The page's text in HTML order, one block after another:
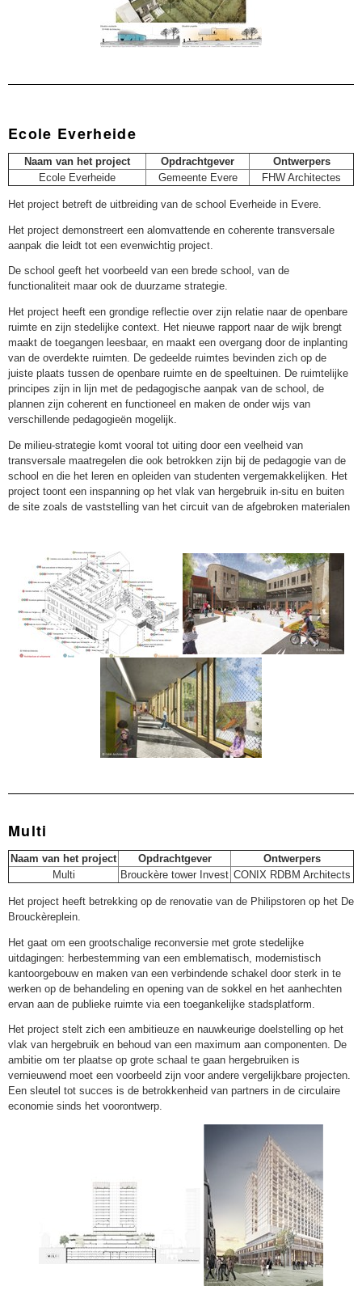
Ecole Everheide
Naam van het project Opdrachtgever
Ontwerpers
Ecole Everheide
Gemeente Evere FHW Architectes
Het project betreft de uitbreiding van de school Everheide in Evere.
Het project demonstreert een alomvattende en coherente transversale
aanpak die leidt tot een evenwichtig project.
De school geeft het voorbeeld van een brede school, van de
functionaliteit maar ook de duurzame strategie.
Het project heeft een grondige reflectie over zijn relatie naar de openbare
ruimte en zijn stedelijke context. Het nieuwe rapport naar de wijk brengt
maakt de toegangen leesbaar, en maakt een overgang door de inplanting
van de overdekte ruimten. De gedeelde ruimtes bevinden zich op de
juiste plaats tussen de openbare ruimte en de speeltuinen. De ruimtelijke
principes zijn in lijn met de pedagogische aanpak van de school, de
plannen zijn coherent en functioneel en maken de onder wijs van
verschillende pedagogieën mogelijk.
De milieu-strategie komt vooral tot uiting door een veelheid van
transversale maatregelen die ook betrokken zijn bij de pedagogie van de
school en die het leren en opleiden van studenten vergemakkelijken. Het
project toont een inspanning op het vlak van hergebruik in-situ en buiten
de site zoals de vaststelling van het circuit van de afgebroken materialen
Multi
Naam van het project Opdrachtgever
Ontwerpers
Multi
Brouckère tower Invest CONIX RDBM Architects
Het project heeft betrekking op de renovatie van de Philipstoren op het De
Brouckèreplein.
Het gaat om een grootschalige reconversie met grote stedelijke
uitdagingen: herbestemming van een emblematisch, modernistisch
kantoorgebouw en maken van een verbindende schakel door sterk in te
werken op de behandeling en opening van de sokkel en het aanhechten
ervan aan de publieke ruimte via een toegankelijke stadsplatform.
Het project stelt zich een ambitieuze en nauwkeurige doelstelling op het
vlak van hergebruik en behoud van een maximum aan componenten. De
ambitie om ter plaatse op grote schaal te gaan hergebruiken is
vernieuwend moet een voorbeeld zijn voor andere vergelijkbare projecten.
Een sleutel tot succes is de betrokkenheid van partners in de circulaire
economie sinds het voorontwerp.